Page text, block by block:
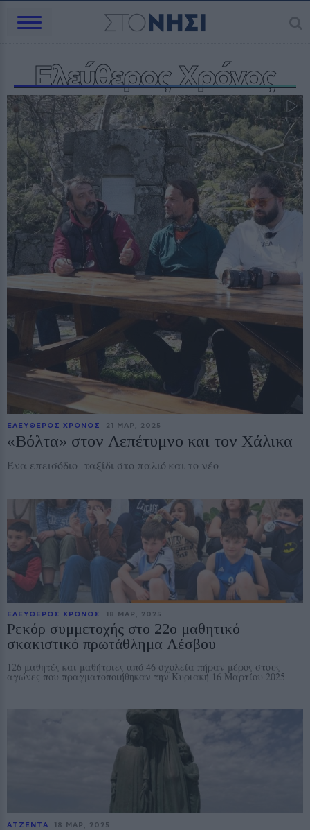
Ελεύθερος Χρόνος
ΕΛΕΥΘΕΡΟΣ ΧΡΟΝΟΣ 21 ΜΑΡ, 2025
«Βόλτα» στον Λεπέτυμνο και τον Χάλικα
Ένα επεισόδιο- ταξίδι στο παλιό και το νέο
ΕΛΕΥΘΕΡΟΣ ΧΡΟΝΟΣ 18 ΜΑΡ, 2025
Ρεκόρ συμμετοχής στο 22ο μαθητικό
σκακιστικό πρωτάθλημα Λέσβου
126 μαθητές και μαθήτριες από 46 σχολεία πήραν μέρος στους
αγώνες που πραγματοποιήθηκαν την Κυριακή 16 Μαρτίου 2025
ΑΤΖΕΝΤΑ 18 ΜΑΡ, 2025